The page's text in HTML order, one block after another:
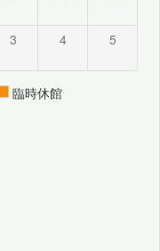
3 4 5
臨時休館